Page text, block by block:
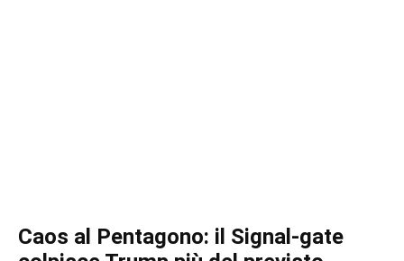
Caos al Pentagono: il Signal-gate